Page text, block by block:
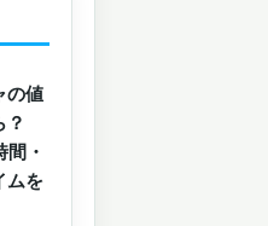
の値
？
・
ムを